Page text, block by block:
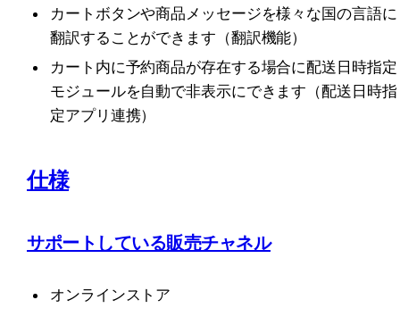
カートボタンや商品メッセージを様々な国の言語に
翻訳することができます（翻訳機能）
カート内に予約商品が存在する場合に配送日時指定
モジュールを自動で非表示にできます（配送日時指
定アプリ連携）
仕様
サポートしている販売チャネル
オンラインストア